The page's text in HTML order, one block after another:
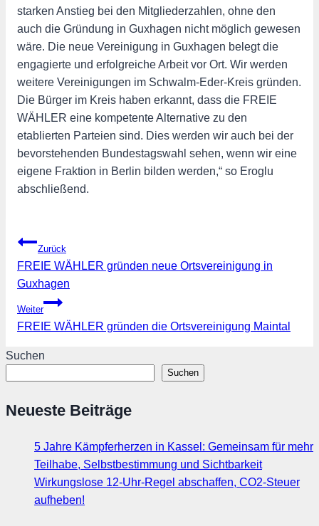
starken Anstieg bei den Mitgliederzahlen, ohne den
auch die Gründung in Guxhagen nicht möglich gewesen
wäre. Die neue Vereinigung in Guxhagen belegt die
engagierte und erfolgreiche Arbeit vor Ort. Wir werden
weitere Vereinigungen im Schwalm-Eder-Kreis gründen.
Die Bürger im Kreis haben erkannt, dass die FREIE
WÄHLER eine kompetente Alternative zu den
etablierten Parteien sind. Dies werden wir auch bei der
bevorstehenden Bundestagswahl sehen, wenn wir eine
eigene Fraktion in Berlin bilden werden,“ so Eroglu
abschließend.
Beitragsnavigation
Zurück
FREIE WÄHLER gründen neue Ortsvereinigung in
Guxhagen
Weiter
FREIE WÄHLER gründen die Ortsvereinigung Maintal
Suchen
Suchen
Neueste Beiträge
5 Jahre Kämpferherzen in Kassel: Gemeinsam für mehr
Teilhabe, Selbstbestimmung und Sichtbarkeit
Wirkungslose 12-Uhr-Regel abschaffen, CO2-Steuer
aufheben!